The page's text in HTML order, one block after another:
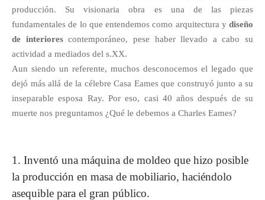
producción. Su visionaria obra es una de las piezas
fundamentales de lo que entendemos como arquitectura ydiseño
de interiorescontemporáneo, pese haber llevado a cabo su
actividad a mediados del s.XX.
Aun siendo un referente, muchos desconocemos el legado que
dejó más allá de la célebre Casa Eames que construyó junto a su
inseparable esposa Ray. Por eso, casi 40 años después de su
muerte nos preguntamos ¿Qué le debemos a Charles Eames?
1. Inventó una máquina de moldeo que hizo posible
la producción en masa de mobiliario, haciéndolo
asequible para el gran público.